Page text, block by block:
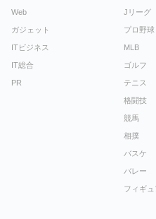
Web
ガジェット
ITビジネス
IT総合
PR
Jリーグ
プロ野球
MLB
ゴルフ
テニス
格闘技
競馬
相撲
バスケ
バレー
フィギュ